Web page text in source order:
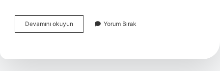
Devamını okuyun
Yıl
Yatarı
Yorum Bırak